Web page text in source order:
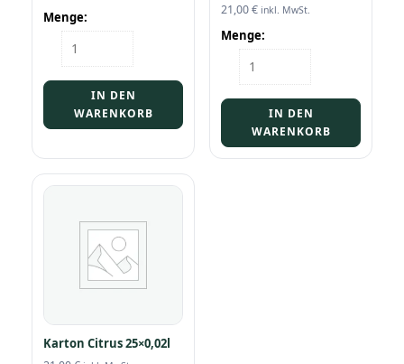
Menge:
Karton
Sahne
MengeIN DEN
WARENKORB
21,00€ inkl. MwSt.
Menge:
Karton
Mini
25x0,02l
Menge
IN DEN
WARENKORB
Karton Citrus 25×0,02l